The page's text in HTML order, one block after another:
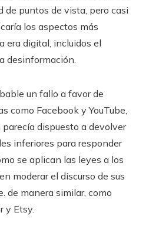
de puntos de vista, pero casi
los aspectos más
era digital, incluidos el
desinformación.
un fallo a favor de
como Facebook y YouTube,
dispuesto a devolver
inferiores para responder
se aplican las leyes a los
moderar el discurso de sus
de manera similar, como
y Etsy.